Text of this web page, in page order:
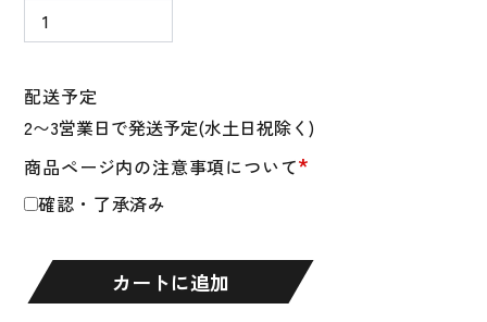
商品ページ内の注意事項について*
確認・了承済み
配送予定
ミ
ノ
年
軟
式
用
DRIVE
RED
カートに追加